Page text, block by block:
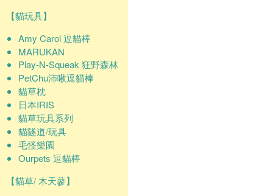
【貓玩具】
Amy Carol 逗貓棒
MARUKAN
Play-N-Squeak 狂野森林
PetChu沛啾逗貓棒
貓草枕
日本IRIS
貓草玩具系列
貓隧道/玩具
毛怪樂園
Ourpets 逗貓棒
【貓草/ 木天蓼】